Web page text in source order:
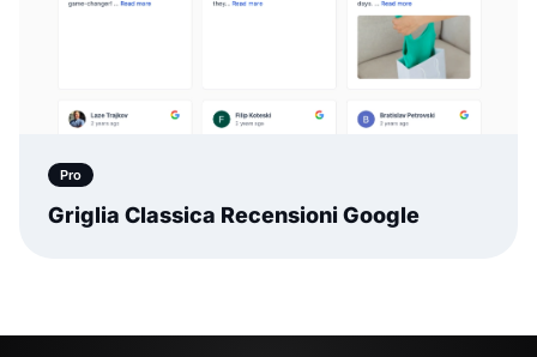
Pro
Griglia Classica Recensioni Google